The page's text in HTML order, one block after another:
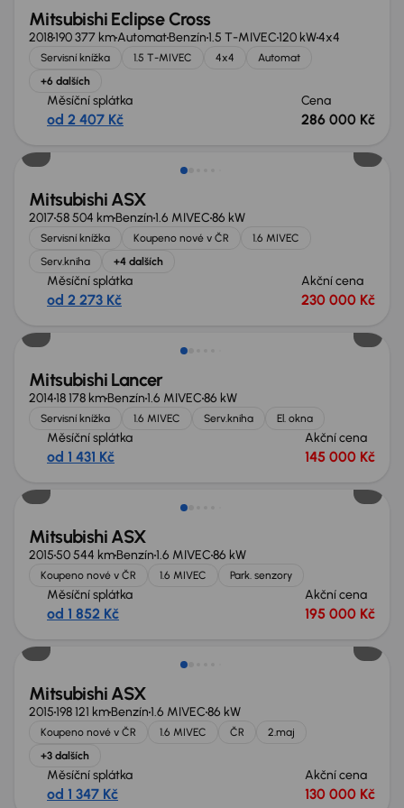
Mitsubishi Eclipse Cross
2018190 377 kmAutomatBenzín1.5 T-MIVEC120 kW4x4
Servisní knížka 1.5 T-MIVEC 4x4
Automat
+6 dalších
Měsíční splátka
od 2 407 Kč
Cena
286 000 Kč
Mitsubishi ASX
201758 504 kmBenzín1.6 MIVEC86 kW
Servisní knížka Koupeno nové v ČR
1.6 MIVEC
Serv.kniha
+4 dalších
Měsíční splátka
od 2 273 Kč
Akční cena
230 000 Kč
Mitsubishi Lancer
201418 178 kmBenzín1.6 MIVEC86 kW
Servisní knížka 1.6 MIVEC Serv.kniha El. okna
Měsíční splátka
od 1 431 Kč
Akční cena
145 000 Kč
Mitsubishi ASX
201550 544 kmBenzín1.6 MIVEC86 kW
Koupeno nové v ČR 1.6 MIVEC Park. senzory
Měsíční splátka
od 1 852 Kč
Akční cena
195 000 Kč
Mitsubishi ASX
2015198 121 kmBenzín1.6 MIVEC86 kW
Koupeno nové v ČR 1.6 MIVEC ČR
2.maj
+3 dalších
Měsíční splátka
od 1 347 Kč
Akční cena
130 000 Kč